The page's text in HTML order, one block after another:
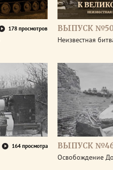
178 просмотров ВЫПУСК
Неизвестная
164 просмотра ВЫПУСК
Освобождение